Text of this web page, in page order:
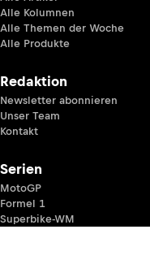
Alle Kolumnen
Alle Themen der Woche
Alle Produkte
Redaktion
Newsletter abonnieren
Unser Team
Kontakt
Serien
MotoGP
Formel 1
Superbike-WM